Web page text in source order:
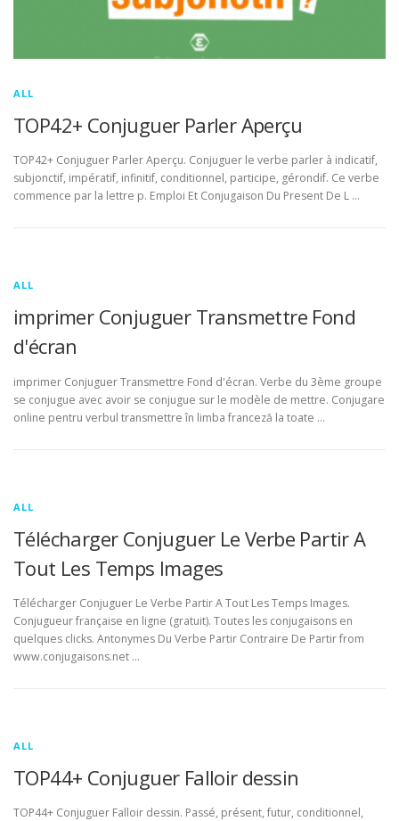
ALL
TOP42+ Conjuguer Parler Aperçu
TOP42+ Conjuguer Parler Aperçu. Conjuguer le verbe parler à indicatif,
subjonctif, impératif, infinitif, conditionnel, participe, gérondif. Ce verbe
commence par la lettre p. Emploi Et Conjugaison Du Present De L …
ALL
imprimer Conjuguer Transmettre Fond
d'écran
imprimer Conjuguer Transmettre Fond d'écran. Verbe du 3ème groupe
se conjugue avec avoir se conjugue sur le modèle de mettre. Conjugare
online pentru verbul transmettre în limba franceză la toate …
ALL
Télécharger Conjuguer Le Verbe Partir A
Tout Les Temps Images
Télécharger Conjuguer Le Verbe Partir A Tout Les Temps Images.
Conjugueur française en ligne (gratuit). Toutes les conjugaisons en
quelques clicks. Antonymes Du Verbe Partir Contraire De Partir from
www.conjugaisons.net …
ALL
TOP44+ Conjuguer Falloir dessin
TOP44+ Conjuguer Falloir dessin. Passé, présent, futur, conditionnel,